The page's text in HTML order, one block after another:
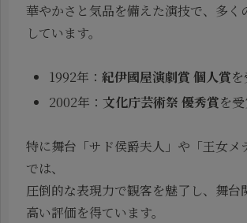
華やかさと気品を備えた演技で、多く
しています。
1992年：紀伊國屋演劇賞 個人賞
2002年：文化庁芸術祭 優秀賞を
特に舞台「サド侯爵夫人」や「王女メ
では、
圧倒的な表現力で観客を魅了し、舞台
高い評価を得ています。